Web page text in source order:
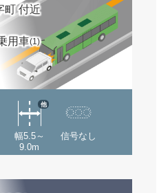
町 付近
用車(1)
幅5.5～
9.0m
他
信号なし